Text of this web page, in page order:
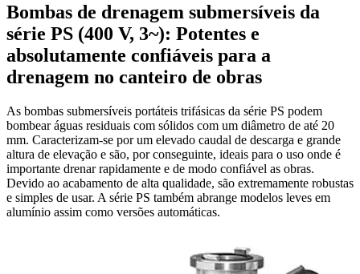
Bombas de drenagem submersíveis da
série PS (400 V, 3~): Potentes e
absolutamente confiáveis para a
drenagem no canteiro de obras
As bombas submersíveis portáteis trifásicas da série PS podem
bombear águas residuais com sólidos com um diâmetro de até 20
mm. Caracterizam-se por um elevado caudal de descarga e grande
altura de elevação e são, por conseguinte, ideais para o uso onde é
importante drenar rapidamente e de modo confiável as obras.
Devido ao acabamento de alta qualidade, são extremamente robustas
e simples de usar. A série PS também abrange modelos leves em
alumínio assim como versões automáticas.